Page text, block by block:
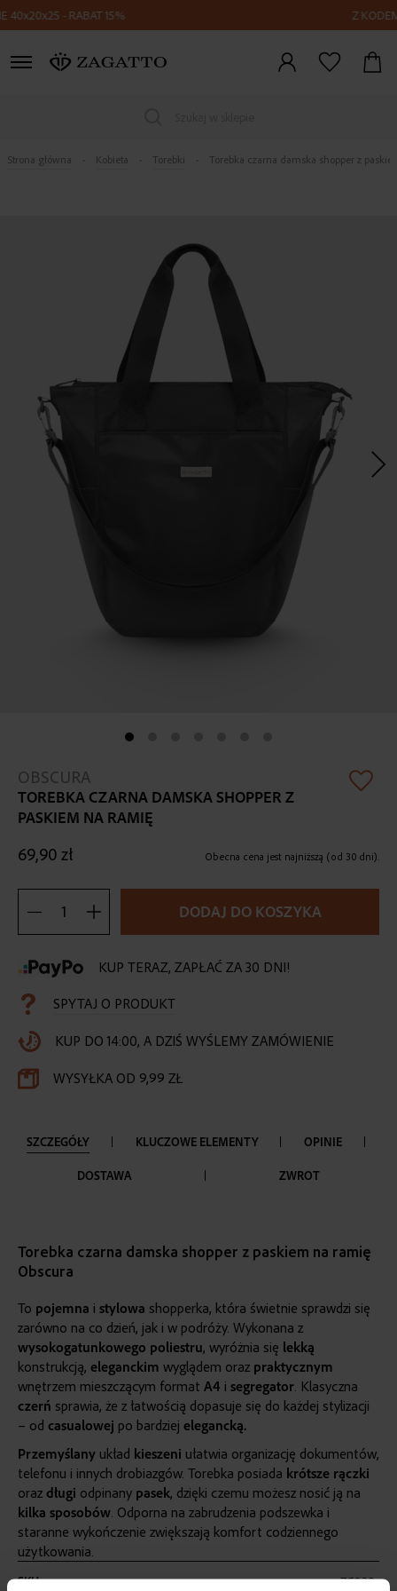
- RABAT 15% Z KODEM
Strona główna Kobieta Torebki Torebka czarna damska shopper z
beginning
gallery
OBSCURA
TOREBKA CZARNA DAMSKA SHOPPER Z
PASKIEM NA RAMIĘ
Obecna cena jest najniższą (od 30 dni).
69,90 zł
DODAJ DO KOSZYKA
KUP TERAZ, ZAPŁAĆ ZA 30 DNI!
SPYTAJ O PRODUKT
KUP DO 14:00, A DZIŚ WYŚLEMY ZAMÓWIENIE
WYSYŁKA OD 9,99 ZŁ
SZCZEGÓŁY KLUCZOWE ELEMENTY OPINIE
DOSTAWA ZWROT
Torebka czarna damska shopper z paskiem na ramię
Obscura
To pojemna i stylowa shopperka, która świetnie sprawdzi się
zarówno na co dzień, jak i w podróży. Wykonana z
wysokogatunkowego poliestru, wyróżnia się lekką
konstrukcją, eleganckim wyglądem oraz praktycznym
wnętrzem mieszczącym format A4 i segregator. Klasyczna
czerń sprawia, że z łatwością dopasuje się do każdej stylizacji
– od casualowej po bardziej elegancką.
Przemyślany układ kieszeni ułatwia organizację dokumentów,
telefonu i innych drobiazgów. Torebka posiada krótsze rączki
oraz długi odpinany pasek, dzięki czemu możesz nosić ją na
kilka sposobów. Odporna na zabrudzenia podszewka i
staranne wykończenie zwiększają komfort codziennego
użytkowania.
SKU ZG839